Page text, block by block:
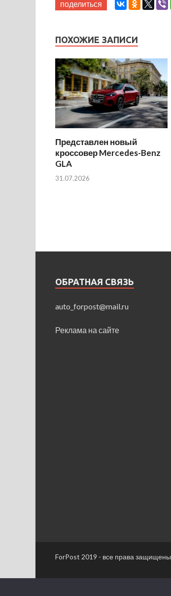
поделиться
ПОХОЖИЕ ЗАПИСИ
Представлен новый
кроссовер Mercedes-Benz
GLA
31.07.2026
ОБРАТНАЯ СВЯЗЬ
auto_forpost@mail.ru
Реклама на сайте
ForPost 2019 - все права защищены